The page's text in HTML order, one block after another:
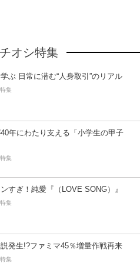
オシ特集
ぶ 日常に潜む“人身取引”のリアル
集
年にわたり支える「小学生の甲子
集
すぎ！純愛『（LOVE SONG）』
集
発生!?ファミマ45％増量作戦再来
集